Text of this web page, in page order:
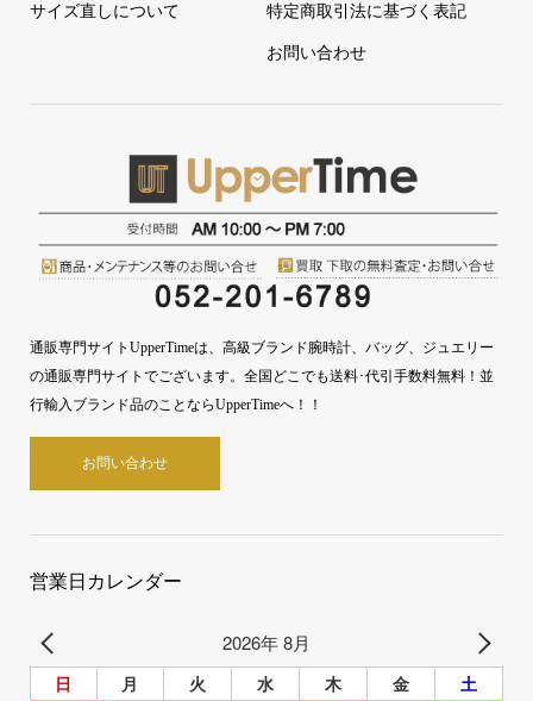
サイズ直しについて 特定商取引法に基づく表記
お問い合わせ
通販専門サイトUpperTimeは、高級ブランド腕時計、バッグ、ジュエリー
の通販専門サイトでございます。全国どこでも送料･代引手数料無料！並
行輸入ブランド品のことならUpperTimeへ！！
お問い合わせ
営業日カレンダー
2026年 8月
日 月 火 水 木 金 土